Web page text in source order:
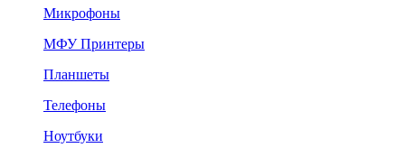
Микрофоны
МФУ Принтеры
Планшеты
Телефоны
Ноутбуки